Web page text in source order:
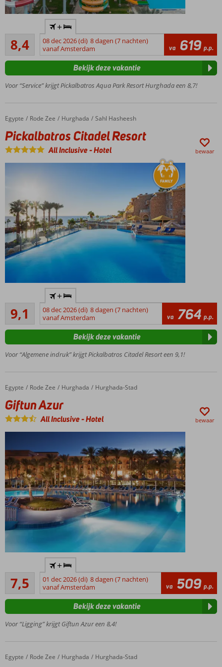
een
scherpe
prijs
alert: wat
een gaaf
Aquapark!
privéstrand?
Neem de
gratis
shuttle
Familiekamers
Zo veel leuke
kinderactiviteiten
8,4Zeer goed
58
beoordelingen
+
08 dec 2026 (di) 8 dagen (7 nachten)
vanaf Amsterdam
va 619 p.p.
Voor “Service” krijgt Pickalbatros Aqua Park Resort Hurghada een 8,7!
Bekijk deze vakantie
Home
Egypte Rode Zee Hurghada Sahl Hasheesh
Pickalbatros Citadel Resort
Pickalbatros Citadel Resort
All Inclusive-Hotel bewaar
Prachtig 5-
sterrenhotel
in unieke
stijl
Privéstrand...
onvergetelijke
ervaring
Wat
uitzicht!
Kijk de
kids
eens
genieten
van de 3
zwembaden
9,1
Uitstekend
142
beoordelingen
+
08 dec 2026 (di) 8 dagen (7 nachten)
vanaf Amsterdam
va 764 p.p.
Voor “Algemene indruk” krijgt Pickalbatros Citadel Resort een 9,1!
Bekijk deze vakantie
Home
Egypte Rode Zee Hurghada Hurghada-Stad
Giftun Azur
Giftun Azur
All Inclusive-Hotel bewaar
zandstrand
op
Volop
restaurants
Miniclub
kids, zo
7,5
221
beoordelingen
+
01 dec 2026 (di) 8 dagen (7 nachten)
vanaf Amsterdam
va 509 p.p.
Voor “Ligging” krijgt Giftun Azur een 8,4!
Bekijk deze vakantie
Home
Egypte Rode Zee Hurghada Hurghada-Stad
Pickalbatros Aqua Blu Resort Hurghada